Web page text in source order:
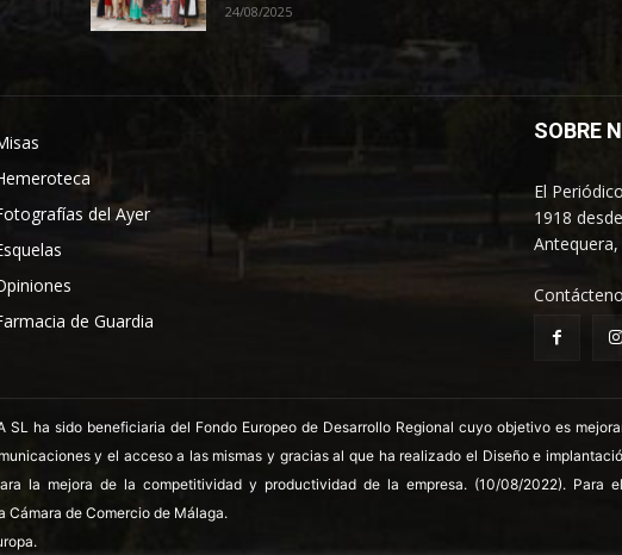
24/08/2025
del Ayer
de Guardia
SOBRE
El
1918
SL ha sido beneficiaria del Fondo Europeo de Desarrollo Regional cuyo objetivo es
y el acceso a las mismas y gracias al que ha realizado el Diseño e
la mejora de la competitividad y productividad de la empresa. (10/08/2022). Para
Cámara de Comercio de Málaga.